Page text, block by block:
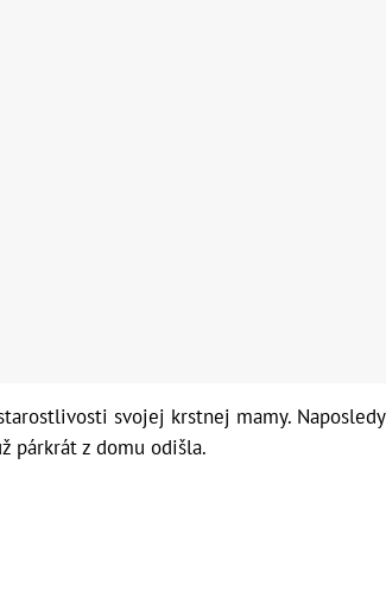
svojej krstnej mamy. Naposledy
párkrát z domu odišla.